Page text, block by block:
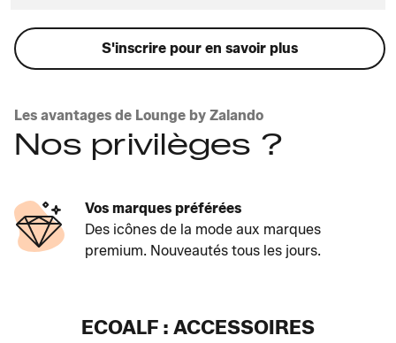
S'inscrire pour en savoir plus
Les avantages de Lounge by Zalando
Nos privilèges ?
Vos marques préférées
Des icônes de la mode aux marques
premium. Nouveautés tous les jours.
ECOALF : ACCESSOIRES